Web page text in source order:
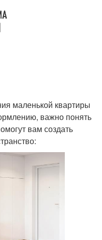
маленькой квартиры
важно понять
вам создать